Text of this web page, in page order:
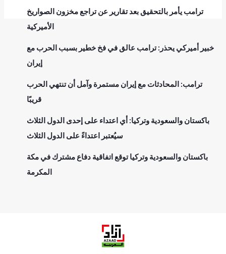
ترامب يأمر بالتحقيق بعد تقارير عن تراجع مخزون الصواريخ
الأميركية
خبير أميركي يحذر: ترامب عالق في فخ خطير بسبب الحرب مع
إيران
ترامب: المحادثات مع إيران مستمرة وآمل أن تنتهي الحرب
قريبًا
باكستان والسعودية وتركيا: أي اعتداء على إحدى الدول الثلاث
سيُعتبر اعتداءً على الدول الثلاث
باكستان والسعودية وتركيا توقع اتفاقية دفاع مشترك في مكة
المكرمة